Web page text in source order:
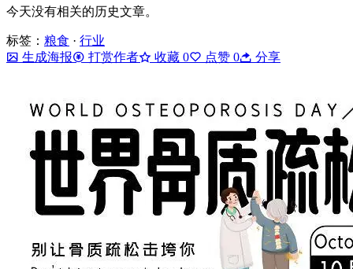
今天没有相关的历史文章。
标签： 粮食 · 行业
生成海报
打赏作者 收藏 0 点赞 0 分享